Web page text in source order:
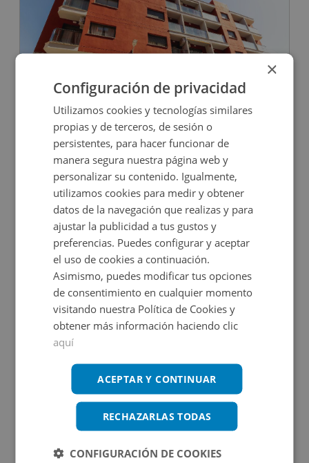
Papa Calixto Iii 8, 46780 Oliva - Valencia
Impuestos no incluidos
4 inmuebles disponibles
Desde 3.000€
+ 10,81m 2
OBRA NUEVA
Cl Elche S/n, 03690 San Vicente Raspeig -
Impuestos no incluidos
8 inmuebles disponibles
Desde 20.000€
+ 10,35m 2
×
Configuración de privacidad
Utilizamos cookies y tecnologías similares
propias y de terceros, de sesión o
persistentes, para hacer funcionar de
manera segura nuestra página web y
personalizar su contenido. Igualmente,
utilizamos cookies para medir y obtener
datos de la navegación que realizas y para
ajustar la publicidad a tus gustos y
preferencias. Puedes configurar y aceptar
el uso de cookies a continuación.
Asimismo, puedes modificar tus opciones
de consentimiento en cualquier momento
visitando nuestra Política de Cookies y
obtener más información haciendo clic
aquí
ACEPTAR Y CONTINUAR
RECHAZARLAS TODAS
CONFIGURACIÓN DE COOKIES